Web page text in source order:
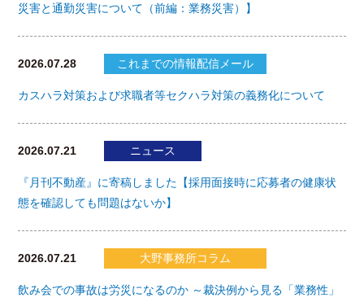
災害と通勤災害について（前編：業務災害）】
2026.07.28 これまでの情報配信メール
カスハラ対策および求職者等セクハラ対策の義務化について
2026.07.21 ニュース
『月刊不動産』に寄稿しました【採用面接時に応募者の健康状
態を確認しても問題はないか】
2026.07.21 大野事務所コラム
飲み会での事故は労災になるのか ～裁決例から見る「業務性」